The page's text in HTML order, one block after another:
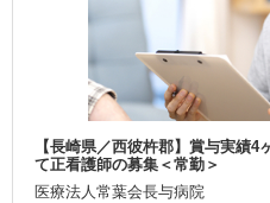
【長崎県／西彼杵郡】賞与実績
て正看護師の募集＜常勤＞
医療法人常葉会長与病院